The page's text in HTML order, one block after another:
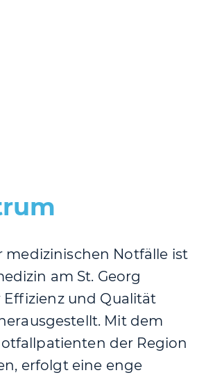
Notfälle ist
am St. Georg
und Qualität
Mit dem
der Region
erfolgt eine enge